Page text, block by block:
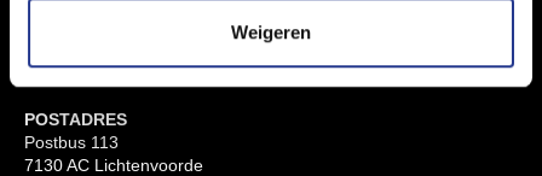
Weigeren
POSTADRES
Postbus 113
7130 AC Lichtenvoorde